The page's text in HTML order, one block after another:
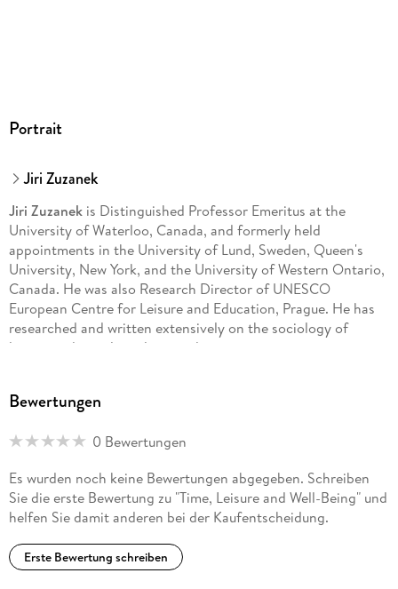
Portrait
Jiri Zuzanek
Jiri Zuzanekis Distinguished Professor Emeritus at the
University of Waterloo, Canada, and formerly held
appointments in the University of Lund, Sweden, Queen's
University, New York, and the University of Western Ontario,
Canada. He was also Research Director of UNESCO
European Centre for Leisure and Education, Prague. He has
researched and written extensively on the sociology of
leisure and popular culture and time-use, time pressure,
Leisure Participation
Free Time and Leisure Participation: International Perspectives
Bewertungen
0 Bewertungen
Es wurden noch keine Bewertungen abgegeben. Schreiben
Sie die erste Bewertung zu "Time, Leisure and Well-Being" und
helfen Sie damit anderen bei der Kaufentscheidung.
Erste Bewertung schreiben